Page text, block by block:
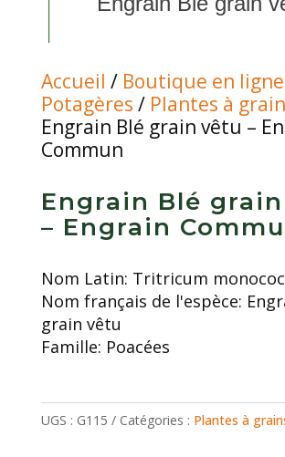
Accueil / Boutique en ligne
Potagères / Plantes à
Engrain Blé grain vêtu –
Commun
Engrain Blé
– Engrain
Nom Latin: Tritricum
Nom français de l'espèce:
grain vêtu
Famille: Poacées
UGS : G115 Catégories : Plantes à